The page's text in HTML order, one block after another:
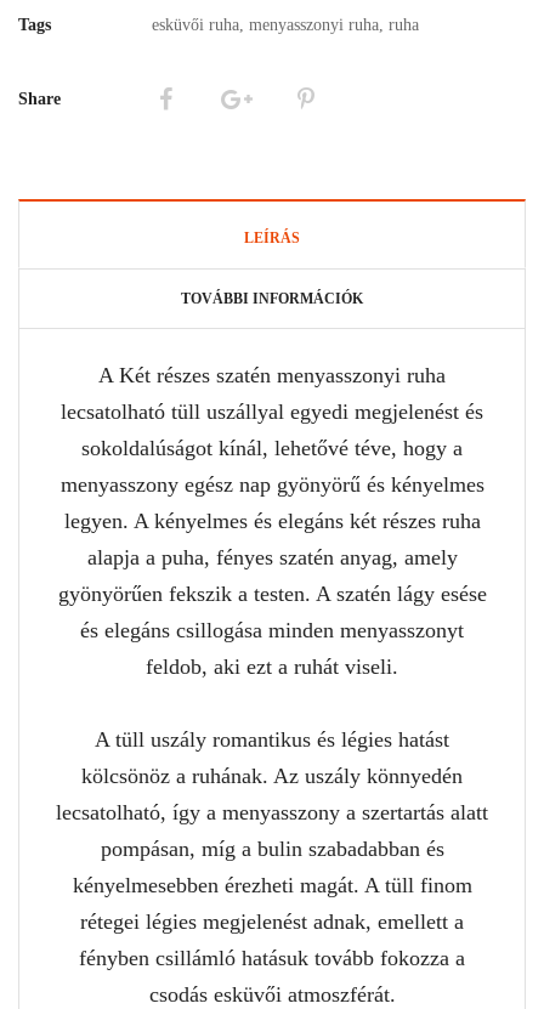
Tags
esküvői ruha, menyasszonyi ruha, ruha
Share
LEÍRÁS
TOVÁBBI INFORMÁCIÓK
A Két részes szatén menyasszonyi ruha
lecsatolható tüll uszállyal egyedi megjelenést és
sokoldalúságot kínál, lehetővé téve, hogy a
menyasszony egész nap gyönyörű és kényelmes
legyen. A kényelmes és elegáns két részes ruha
alapja a puha, fényes szatén anyag, amely
gyönyörűen fekszik a testen. A szatén lágy esése
és elegáns csillogása minden menyasszonyt
feldob, aki ezt a ruhát viseli.
A tüll uszály romantikus és légies hatást
kölcsönöz a ruhának. Az uszály könnyedén
lecsatolható, így a menyasszony a szertartás alatt
pompásan, míg a bulin szabadabban és
kényelmesebben érezheti magát. A tüll finom
rétegei légies megjelenést adnak, emellett a
fényben csillámló hatásuk tovább fokozza a
csodás esküvői atmoszférát.